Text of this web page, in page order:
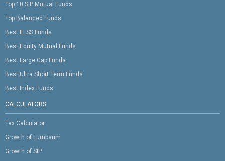
Top 10 SIP Mutual Funds
Top Balanced Funds
Best ELSS Funds
Best Equity Mutual Funds
Best Large Cap Funds
Best Ultra Short Term Funds
Best Index Funds
CALCULATORS
Tax Calculator
Growth of Lumpsum
Growth of SIP